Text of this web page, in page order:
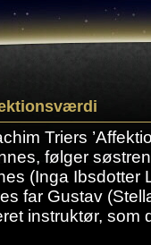
Triers
følger
(Inga Ibsdotter
far Gustav
instruktør, som